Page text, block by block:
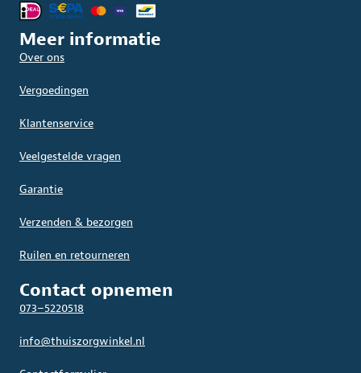
Meer informatie
Over ons
Vergoedingen
Klantenservice
Veelgestelde vragen
Garantie
Verzenden & bezorgen
Ruilen en retourneren
Contact opnemen
073–5220518
info@thuiszorgwinkel.nl